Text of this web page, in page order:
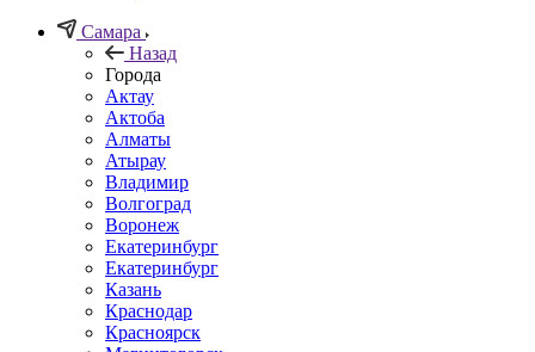
Самара
Назад
Города
Актау
Актоба
Алматы
Атырау
Владимир
Волгоград
Воронеж
Екатеринбург
Екатеринбург
Казань
Краснодар
Красноярск